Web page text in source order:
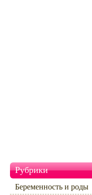
Рубрики
Беременность и роды